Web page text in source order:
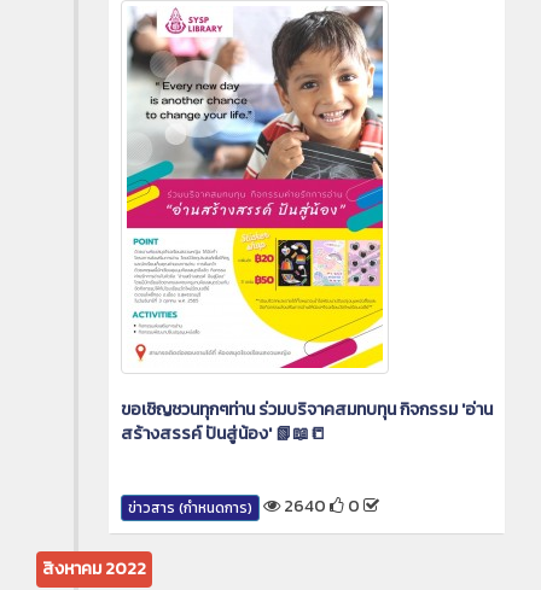
ขอเชิญชวนทุกๆท่าน ร่วมบริจาคสมทบทุน กิจกรรม 'อ่าน
สร้างสรรค์ ปันสู่น้อง' 📗📖📒
ข่าวสาร (กำหนดการ) 2640 0
สิงหาคม 2022